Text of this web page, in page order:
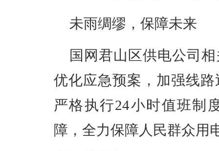
未雨绸缪，保障未来
国网君山区供电公司
优化应急预案，加强线
严格执行24小时值班制
障，全力保障人民群众用